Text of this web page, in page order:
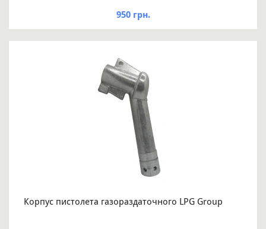
950 грн.
Корпус пистолета газораздаточного LPG Group